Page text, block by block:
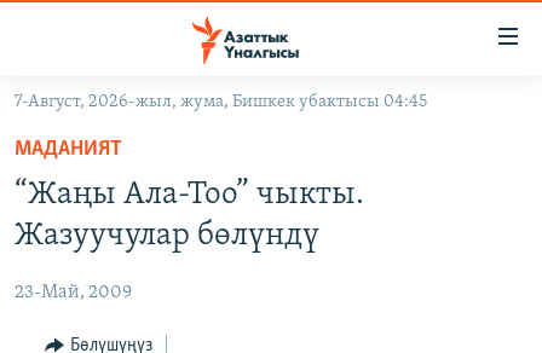
Навигацияга
өтүңүз
Издөөгө
салыңыз
КЫРГЫЗСТАН
ЭКОНОМИКА
МАДАНИЯТ
БОРБОР АЗИЯ
УКРАИНА
АТАЙЫН ИЛИКТӨӨ
ТВ ПРОГРАММАЛАР
7-Август, 2026-жыл, жума, Бишкек убактысы 04:45
МАДАНИЯТ
“Жаңы Ала-Тоо” чыкты.
Жазуучулар бөлүндү
23-Май, 2009
Бөлүшүңүз